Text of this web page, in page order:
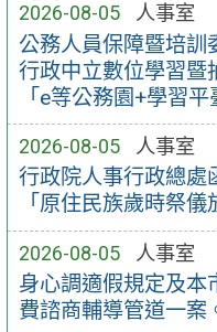
2026-08-05 人事室
公務人員保障暨培訓
行政中立數位學習暨
「e等公務園+學習平
2026-08-05 人事室
行政院人事行政總處
「原住民族歲時祭
2026-08-05 人事室
身心調適假規定及本
費諮商輔導管道一案